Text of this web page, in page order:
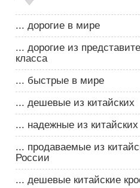
... дорогие в мире
... дорогие из
класса
... быстрые в мире
... дешевые из китайских
... надежные из китайских
... продаваемые из
России
... дешевые китайские